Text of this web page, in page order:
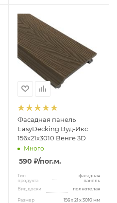
Фасадная панель
EasyDecking Вуд-Икс
156х21х3010 Венге 3D
Много
590 ₽/пог.м.
Тип
продукта
фасадная
панель
Вид доски
полнотелая
Размер 156 х 21 x 3010 мм